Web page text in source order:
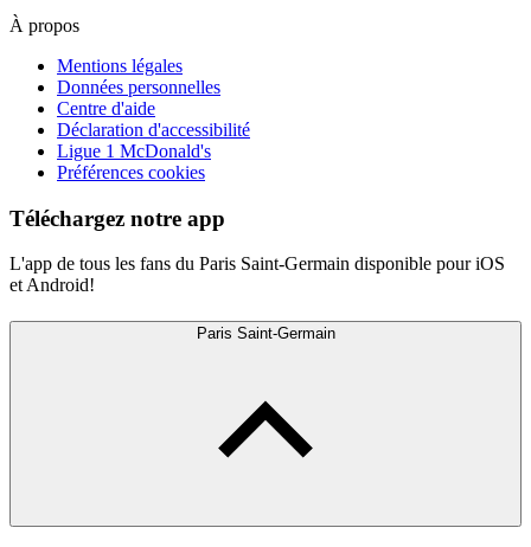
À propos
Mentions légales
Données personnelles
Centre d'aide
Déclaration d'accessibilité
Ligue 1 McDonald's
Préférences cookies
Téléchargez notre app
L'app de tous les fans du Paris Saint-Germain disponible pour iOS
et Android!
Paris Saint-Germain